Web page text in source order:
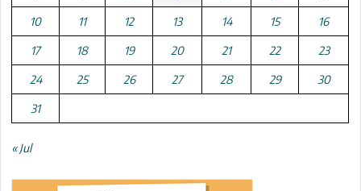
10 11 12 13 14 15 16
17 18 19 20 21 22 23
24 25 26 27 28 29 30
31
« Jul